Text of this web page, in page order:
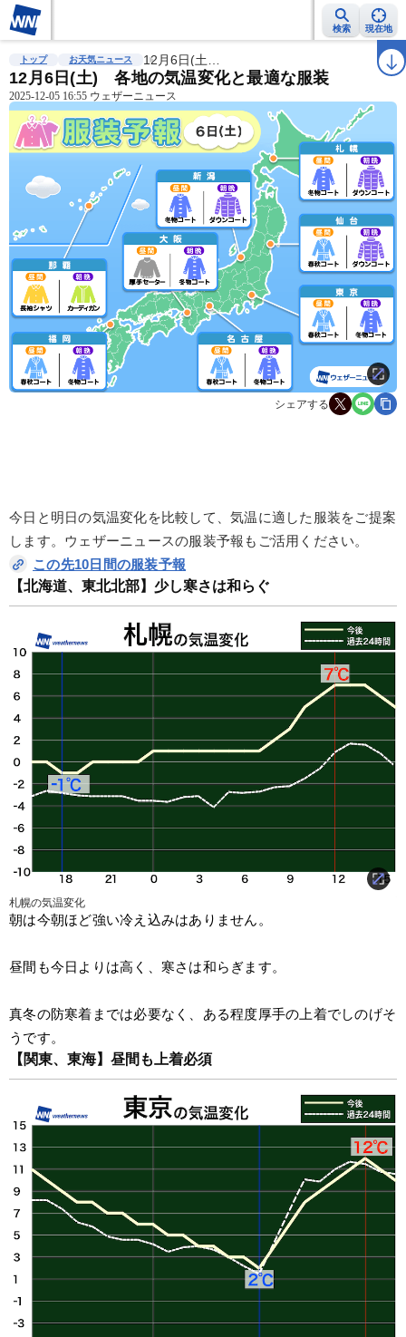
検索 現在地
雨雲レーダー 台風情報 地震情報 ラ
トップ お天気ニュース 12月6日(土…
12月6日(土) 各地の気温変化と最適な服装
2025-12-05 16:55 ウェザーニュース
シェアする
今日と明日の気温変化を比較して、気温に適した服装をご提案
します。ウェザーニュースの服装予報もご活用ください。
この先10日間の服装予報
【北海道、東北北部】少し寒さは和らぐ
札幌の気温変化
朝は今朝ほど強い冷え込みはありません。
昼間も今日よりは高く、寒さは和らぎます。
真冬の防寒着までは必要なく、ある程度厚手の上着でしのげそ
うです。
【関東、東海】昼間も上着必須